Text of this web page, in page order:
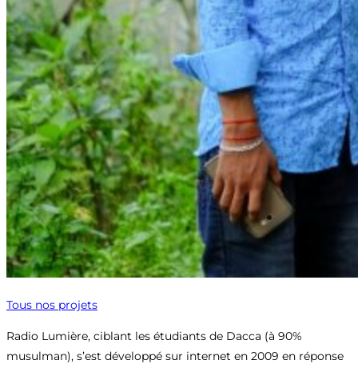
Tous nos projets
Radio Lumière, ciblant les étudiants de Dacca (à 90%
musulman), s’est développé sur internet en 2009 en réponse